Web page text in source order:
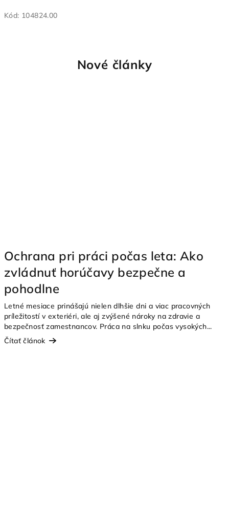
Kód: 104824.00
Nové články
Ochrana pri práci počas leta: Ako
zvládnuť horúčavy bezpečne a
pohodlne
Letné mesiace prinášajú nielen dlhšie dni a viac pracovných
príležitostí v exteriéri, ale aj zvýšené nároky na zdravie a
bezpečnosť zamestnancov. Práca na slnku počas vysokých...
Čítať článok